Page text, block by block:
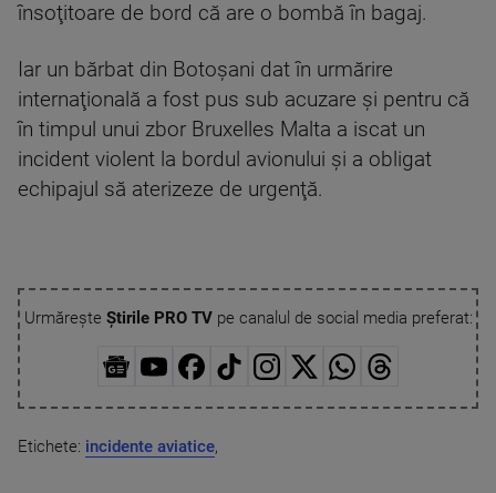
însoţitoare de bord că are o bombă în bagaj.
Iar un bărbat din Botoşani dat în urmărire
internaţională a fost pus sub acuzare şi pentru că
în timpul unui zbor Bruxelles Malta a iscat un
incident violent la bordul avionului şi a obligat
echipajul să aterizeze de urgenţă.
Urmărește Știrile PRO TVpe canalul de social media preferat:
Etichete: incidente aviatice,